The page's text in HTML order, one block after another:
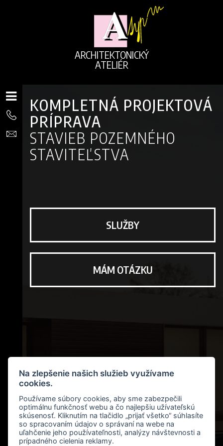
ARCHITEKTONICKÝ
ATELIÉR
KOMPLETNÁ PROJEKTOVÁ
PRÍPRAVA
STAVIEB POZEMNÉHO
STAVITEĽSTVA
SLUŽBY
MÁM OTÁZKU
Na zlepšenie našich služieb využívame
cookies.
Používame súbory cookies, aby sme zabezpečili
optimálnu funkčnosť webu a čo najlepšiu užívateľskú
skúsenosť. Kliknutím na tlačidlo „prijať všetko“ súhlasíte
so spracovaním údajov o správaní na webe na
uľahčenie jeho používateľnosti, analýzy návštevnosti a
prípadného cielenia reklamy.